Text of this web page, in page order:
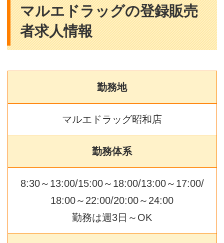
マルエドラッグの登録販売
者求人情報
勤務地
マルエドラッグ昭和店
勤務体系
8:30～13:00/15:00～18:00/13:00～17:00/
18:00～22:00/20:00～24:00
勤務は週3日～OK